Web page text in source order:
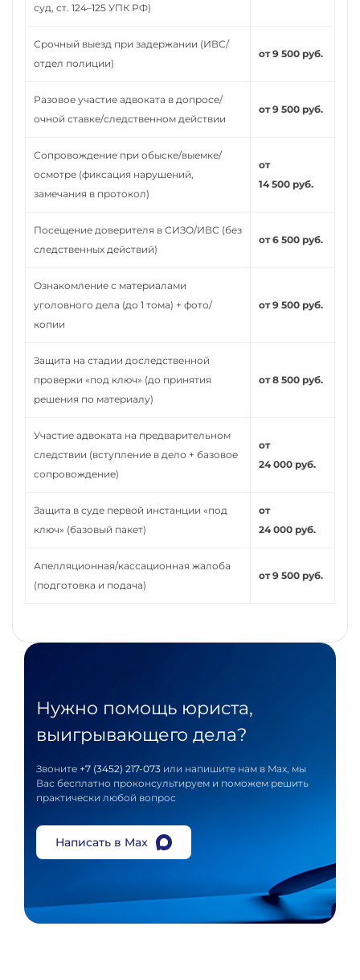
суд, ст. 124–125 УПК РФ)
Срочный выезд при задержании (ИВС/
отдел полиции)
от 9 500 руб.
Разовое участие адвоката в допросе/
очной ставке/следственном действии
от 9 500 руб.
Сопровождение при обыске/выемке/
осмотре (фиксация нарушений,
замечания в протокол)
от
14 500 руб.
Посещение доверителя в СИЗО/ИВС (без
следственных действий)
от 6 500 руб.
Ознакомление с материалами
уголовного дела (до 1 тома) + фото/
копии
от 9 500 руб.
Защита на стадии доследственной
проверки «под ключ» (до принятия
решения по материалу)
от 8 500 руб.
Участие адвоката на предварительном
следствии (вступление в дело + базовое
сопровождение)
от
24 000 руб.
Защита в суде первой инстанции «под
ключ» (базовый пакет)
от
24 000 руб.
Апелляционная/кассационная жалоба
(подготовка и подача)
от 9 500 руб.
Нужно помощь юриста,
выигрывающего дела?
Звоните +7 (3452) 217-073 или напишите нам в Max, мы
Вас бесплатно проконсультируем и поможем решить
практически любой вопрос
Написать в Max